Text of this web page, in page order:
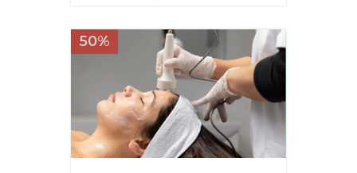
50%